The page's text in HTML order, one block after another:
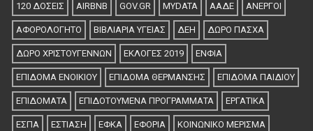
120 ΔΌΣΕΙΣ AIRBNB GOV.GR MYDATA ΑΑΔΕ ΑΝΕΡΓΟΙ
ΑΦΟΡΟΛΟΓΗΤΟ ΒΙΒΛΙΑΡΙΑ ΥΓΕΙΑΣ ΔΕΗ ΔΏΡΟ ΠΆΣΧΑ
ΔΏΡΟ ΧΡΙΣΤΟΥΓΈΝΝΩΝ ΕΚΛΟΓΕΣ 2019 ΕΝΦΙΑ
ΕΠΙΔΟΜΑ ΕΝΟΙΚΙΟΥ ΕΠΙΔΟΜΑ ΘΕΡΜΑΝΣΗΣ ΕΠΙΔΟΜΑ ΠΑΙΔΙΟΥ
ΕΠΙΔΟΜΑΤΑ ΕΠΙΔΟΤΟΥΜΕΝΑ ΠΡΟΓΡΑΜΜΑΤΑ ΕΡΓΑΤΙΚΑ
ΕΣΠΑ ΕΣΤΙΑΣΗ ΕΦΚΑ ΕΦΟΡΙΑ ΚΟΙΝΩΝΙΚΟ ΜΕΡΙΣΜΑ